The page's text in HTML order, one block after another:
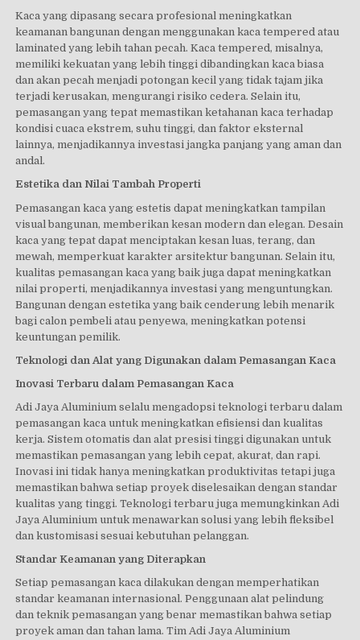
Kaca yang dipasang secara profesional meningkatkan
keamanan bangunan dengan menggunakan kaca tempered atau
laminated yang lebih tahan pecah. Kaca tempered, misalnya,
memiliki kekuatan yang lebih tinggi dibandingkan kaca biasa
dan akan pecah menjadi potongan kecil yang tidak tajam jika
terjadi kerusakan, mengurangi risiko cedera. Selain itu,
pemasangan yang tepat memastikan ketahanan kaca terhadap
kondisi cuaca ekstrem, suhu tinggi, dan faktor eksternal
lainnya, menjadikannya investasi jangka panjang yang aman dan
andal.
Estetika dan Nilai Tambah Properti
Pemasangan kaca yang estetis dapat meningkatkan tampilan
visual bangunan, memberikan kesan modern dan elegan. Desain
kaca yang tepat dapat menciptakan kesan luas, terang, dan
mewah, memperkuat karakter arsitektur bangunan. Selain itu,
kualitas pemasangan kaca yang baik juga dapat meningkatkan
nilai properti, menjadikannya investasi yang menguntungkan.
Bangunan dengan estetika yang baik cenderung lebih menarik
bagi calon pembeli atau penyewa, meningkatkan potensi
keuntungan pemilik.
Teknologi dan Alat yang Digunakan dalam Pemasangan Kaca
Inovasi Terbaru dalam Pemasangan Kaca
Adi Jaya Aluminium selalu mengadopsi teknologi terbaru dalam
pemasangan kaca untuk meningkatkan efisiensi dan kualitas
kerja. Sistem otomatis dan alat presisi tinggi digunakan untuk
memastikan pemasangan yang lebih cepat, akurat, dan rapi.
Inovasi ini tidak hanya meningkatkan produktivitas tetapi juga
memastikan bahwa setiap proyek diselesaikan dengan standar
kualitas yang tinggi. Teknologi terbaru juga memungkinkan Adi
Jaya Aluminium untuk menawarkan solusi yang lebih fleksibel
dan kustomisasi sesuai kebutuhan pelanggan.
Standar Keamanan yang Diterapkan
Setiap pemasangan kaca dilakukan dengan memperhatikan
standar keamanan internasional. Penggunaan alat pelindung
dan teknik pemasangan yang benar memastikan bahwa setiap
proyek aman dan tahan lama. Tim Adi Jaya Aluminium